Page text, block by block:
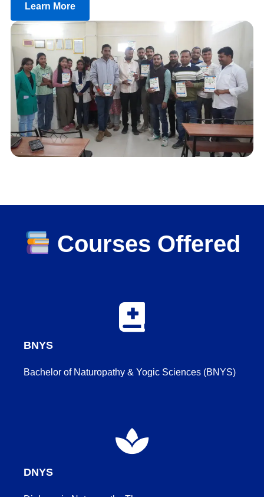
Learn More
Courses Offered
BNYS
Bachelor of Naturopathy & Yogic Sciences (BNYS)
DNYS